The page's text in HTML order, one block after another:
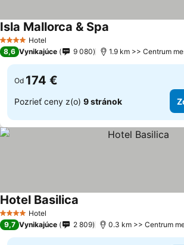
4 Počet hviezdičiek
Hotel
Isla Mallorca & Spa
8,6 Vynikajúce 9 080 1.9 km >> Centrum
Od 174 €
Pozrieť ceny z(o) 9 stránok
4 Počet hviezdičiek
Hotel
Hotel Basilica
9,7 Vynikajúce 2 809 0.3 km >> Centrum